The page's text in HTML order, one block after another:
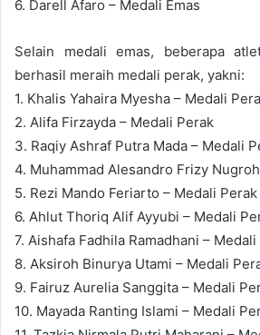
6. Darell Afaro – Medali Emas
Selain medali emas, beberapa
berhasil meraih medali perak, yakni:
1. Khalis Yahaira Myesha – Medali
2. Alifa Firzayda – Medali Perak
3. Raqiy Ashraf Putra Mada – Medali
4. Muhammad Alesandro Frizy
5. Rezi Mando Feriarto – Medali Perak
6. Ahlut Thoriq Alif Ayyubi – Medali
7. Aishafa Fadhila Ramadhani –
8. Aksiroh Binurya Utami – Medali
9. Fairuz Aurelia Sanggita – Medali
10. Mayada Ranting Islami – Medali